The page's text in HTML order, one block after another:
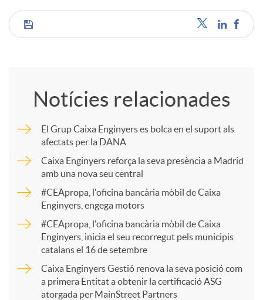
C
p
a
r
t
Notícies relacionades
El Grup Caixa Enginyers es bolca en el suport als
afectats per la DANA
Caixa Enginyers reforça la seva presència a Madrid
amb una nova seu central
#CEApropa, l'oficina bancària mòbil de Caixa
Enginyers, engega motors
#CEApropa, l'oficina bancària mòbil de Caixa
Enginyers, inicia el seu recorregut pels municipis
catalans el 16 de setembre
Caixa Enginyers Gestió renova la seva posició com
a primera Entitat a obtenir la certificació ASG
atorgada per MainStreet Partners